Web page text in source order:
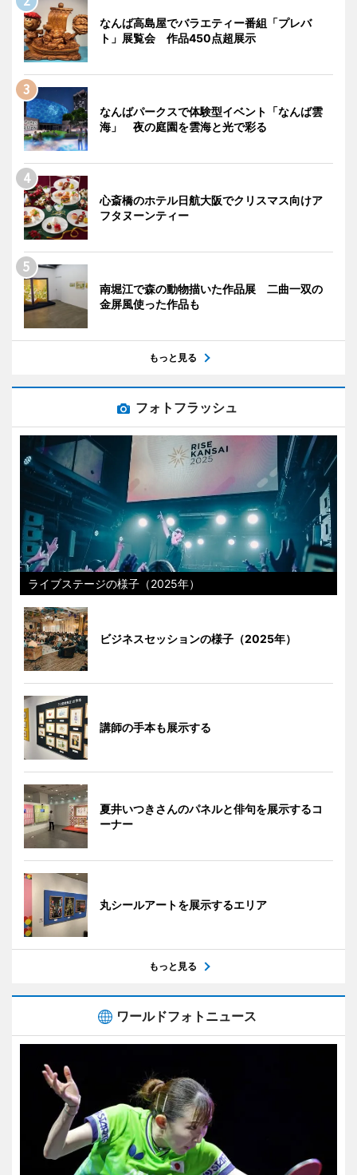
なんば高島屋でバラエティー番組「プレバ
ト」展覧会 作品450点超展示
なんばパークスで体験型イベント「なんば雲
海」 夜の庭園を雲海と光で彩る
心斎橋のホテル日航大阪でクリスマス向けア
フタヌーンティー
南堀江で森の動物描いた作品展 二曲一双の
金屏風使った作品も
もっと見る
フォトフラッシュ
ライブステージの様子（2025年）
ビジネスセッションの様子（2025年）
講師の手本も展示する
夏井いつきさんのパネルと俳句を展示するコ
ーナー
丸シールアートを展示するエリア
もっと見る
ワールドフォトニュース